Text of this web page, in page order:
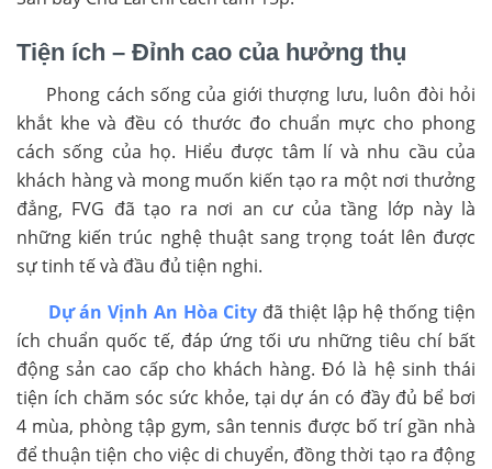
Tiện ích – Đỉnh cao của hưởng thụ
Phong cách sống của giới thượng lưu, luôn đòi hỏi
khắt khe và đều có thước đo chuẩn mực cho phong
cách sống của họ. Hiểu được tâm lí và nhu cầu của
khách hàng và mong muốn kiến tạo ra một nơi thưởng
đẳng, FVG đã tạo ra nơi an cư của tầng lớp này là
những kiến trúc nghệ thuật sang trọng toát lên được
sự tinh tế và đầu đủ tiện nghi.
Dự án Vịnh An Hòa City đã thiệt lập hệ thống tiện
ích chuẩn quốc tế, đáp ứng tối ưu những tiêu chí bất
động sản cao cấp cho khách hàng. Đó là hệ sinh thái
tiện ích chăm sóc sức khỏe, tại dự án có đầy đủ bể bơi
4 mùa, phòng tập gym, sân tennis được bố trí gần nhà
để thuận tiện cho việc di chuyển, đồng thời tạo ra động